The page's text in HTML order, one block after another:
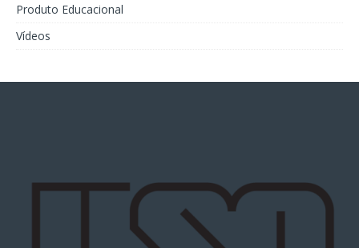
Produto Educacional
Vídeos